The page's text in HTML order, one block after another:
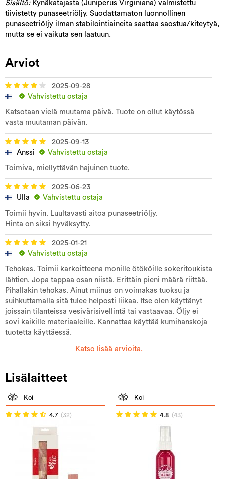
Sisältö: Kynäkatajasta (Juniperus Virginiana) valmistettu
tiivistetty punaseetriöljy. Suodattamaton luonnollinen
punaseetriöljy ilman stabilointiaineita saattaa saostua/kiteytyä,
mutta se ei vaikuta sen laatuun.
Arviot
2025-09-28
Vahvistettu ostaja
Katsotaan vielä muutama päivä. Tuote on ollut käytössä
vasta muutaman päivän.
2025-09-13
Anssi
Vahvistettu ostaja
Toimiva, miellyttävän hajuinen tuote.
2025-06-23
Ulla
Vahvistettu ostaja
Toimii hyvin. Luultavasti aitoa punaseetriöljy.
Hinta on siksi hyväksytty.
2025-01-21
Vahvistettu ostaja
Tehokas. Toimii karkoitteena monille ötököille sokeritoukista
lähtien. Jopa tappaa osan niistä. Erittäin pieni määrä riittää.
Pihallakin tehokas. Ainut miinus on voimakas tuoksu ja
suihkuttamalla sitä tulee helposti liikaa. Itse olen käyttänyt
joissain tilanteissa vesivärisivellintä tai vastaavaa. Öljy ei
sovi kaikille materiaaleille. Kannattaa käyttää kumihanskoja
tuotetta käyttäessä.
Katso lisää arvioita.
Lisälaitteet
Koi
4.7 (32)
Koi
4.8 (43)